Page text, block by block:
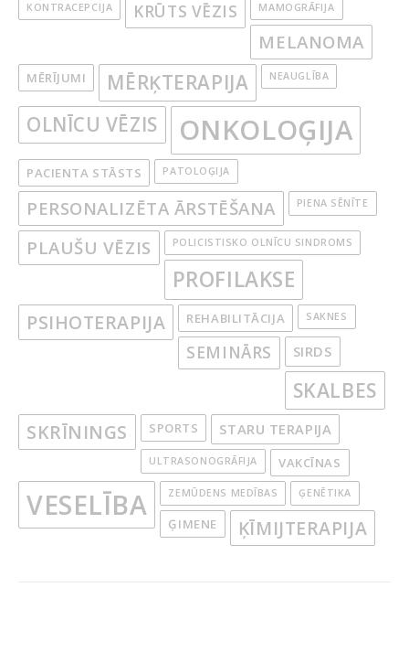
KONTRACEPCIJA KRŪTS VĒZIS MAMOGRĀFIJA
MELANOMA
MĒRĪJUMI MĒRĶTERAPIJA NEAUGLĪBA
OLNĪCU VĒZIS ONKOLOĢIJA
PACIENTA STĀSTS PATOLOĢIJA
PERSONALIZĒTA ĀRSTĒŠANA PIENA SĒNĪTE
PLAUŠU VĒZIS POLICISTISKO OLNĪCU SINDROMS
PROFILAKSE
PSIHOTERAPIJA REHABILITĀCIJA SAKNES
SEMINĀRS SIRDS
SKALBES
SKRĪNINGS SPORTS STARU TERAPIJA
ULTRASONOGRĀFIJA VAKCĪNAS
VESELĪBA ZEMŪDENS MEDĪBAS ĢENĒTIKA
ĢIMENE ĶĪMIJTERAPIJA